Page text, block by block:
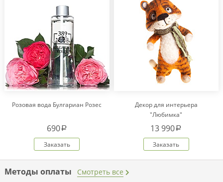
Розовая вода Булгариан Розес
690a
Заказать
Декор для интерьера
"Любимка"
13 990a
Заказать
Методы оплаты Смотреть все